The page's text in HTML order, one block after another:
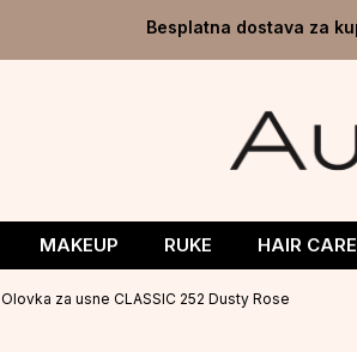
Besplatna dostava za
MAKEUP RUKE HAIR CARE
Olovka za usne CLASSIC 252 Dusty Rose